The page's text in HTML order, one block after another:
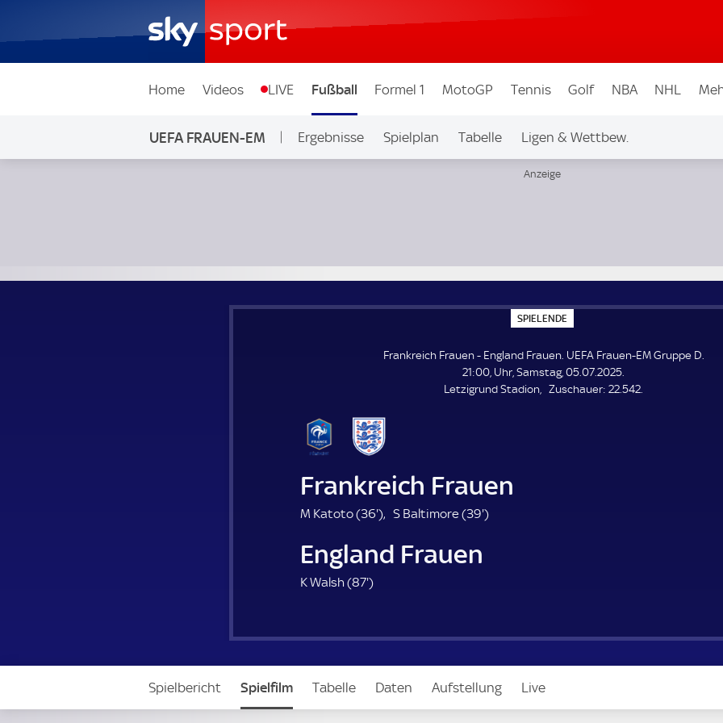
Home Videos LIVE Fußball Formel 1 MotoGP Tennis Golf NBA NHL
UEFA FRAUEN-EM Ergebnisse Spielplan Tabelle Ligen & Wettbew.
SPIELENDE
P
E
L
E
N
Frankreich Frauen - England Frauen. UEFA Frauen-EM Gruppe D.
21:00, Uhr, Samstag, 05.07.2025.
Letzigrund Stadion
Zuschauer: Z
22.542.
Frankreich Frauen
M Katoto (36'3
m
t
) S Baltimore (39'3
t
)
England Frauen
K Walsh (87'8
m
n
)
Spielbericht Spielfilm Tabelle Daten Aufstellung Live